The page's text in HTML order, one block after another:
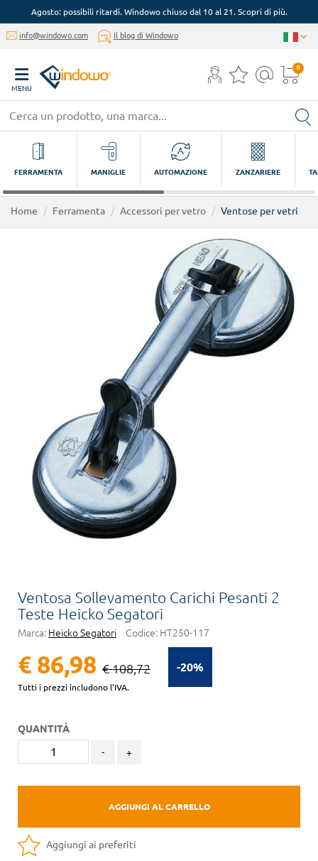
Agosto: possibili ritardi. Windowo chiuso dal 10 al 21. Scopri di più.
info@windowo.com Il blog di Windowo
MENU
0
FERRAMENTA MANIGLIE AUTOMAZIONE ZANZARIERE
Home Ferramenta Accessori per vetro Ventose per vetri
Ventosa Sollevamento Carichi Pesanti 2
Teste Heicko Segatori
Marca: Heicko Segatori Codice: HT250-117
-20%
€ 86,98 € 108,72
Tutti i prezzi includono l'IVA.
QUANTITÀ
- +
AGGIUNGI AL CARRELLO
Aggiungi ai preferiti